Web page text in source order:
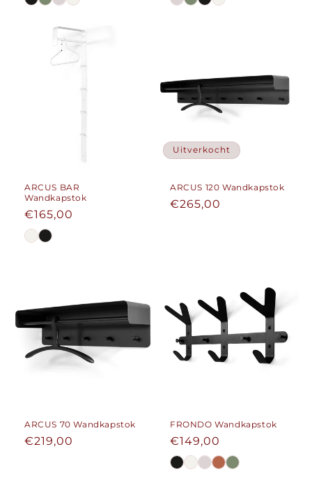
ARCUS BAR
Wandkapstok
Normale
prijs
€165,00
Uitverkocht
ARCUS 120 Wandkapstok
Normale
€265,00
ARCUS 70 Wandkapstok
Normale
€219,00
FRONDO Wandkapstok
Normale
prijs
€149,00